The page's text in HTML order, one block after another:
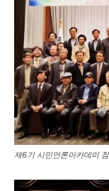
제6기 시민언론아카데미